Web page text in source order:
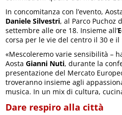
In concomitanza con l’evento,
Daniele Silvestri, al Parco Puchoz
settembre alle ore 18. Insieme all’
corsa per le vie del centro il 30 e il
«Mescoleremo varie sensibilità –
AostaGianni Nuti, durante la
presentazione del Mercato
troveranno insieme agli
musica. In un mix di cultura,
Dare respiro alla città